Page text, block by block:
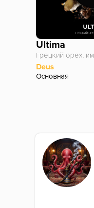
Ultima
Грецкий орех,
Deus
Основная